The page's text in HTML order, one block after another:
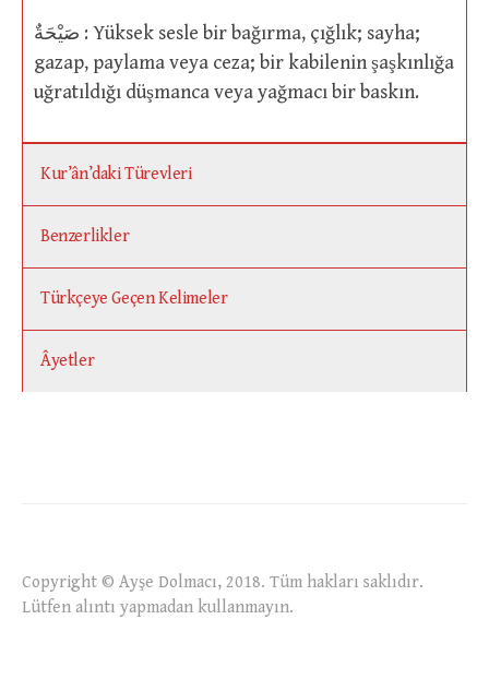
صَيْحَةٌ : Yüksek sesle bir bağırma, çığlık; sayha;
gazap, paylama veya ceza; bir kabilenin şaşkınlığa
uğratıldığı düşmanca veya yağmacı bir baskın.
Kur’ân’daki Türevleri
Benzerlikler
Türkçeye Geçen Kelimeler
Âyetler
Copyright © Ayşe Dolmacı, 2018. Tüm hakları saklıdır.
Lütfen alıntı yapmadan kullanmayın.